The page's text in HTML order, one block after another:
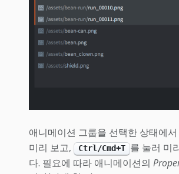
애니메이션 그룹을 선택한 상태에
미리 보고, Ctrl/Cmd+T 를 눌러 미
다. 필요에 따라 애니메이션의